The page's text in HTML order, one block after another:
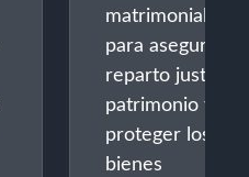
matrimoniales
para asegurar
reparto justo del
patrimonio y
proteger los
bienes